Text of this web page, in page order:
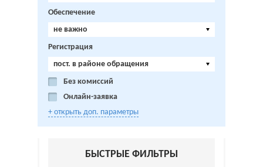
Обеспечение
не важно
Регистрация
пост. в районе обращения
Без комиссий
Онлайн-заявка
+ открыть доп. параметры
БЫСТРЫЕ ФИЛЬТРЫ